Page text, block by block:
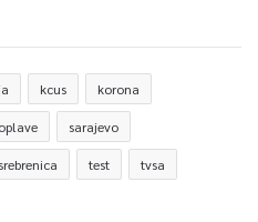
kcus korona
sarajevo
srebrenica test tvsa